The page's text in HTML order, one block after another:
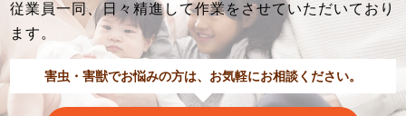
従業員一同、日々精進して作業をさせていただいており
ます。
害虫・害獣でお悩みの方は、お気軽にお相談ください。